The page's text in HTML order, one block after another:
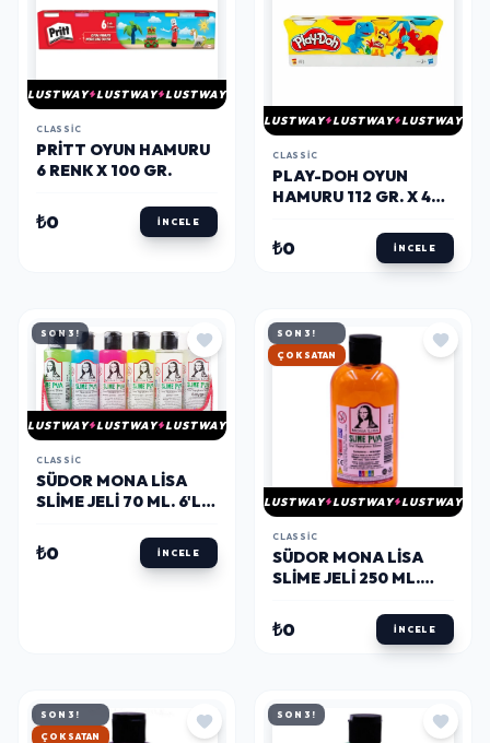
LUSTWAY LUSTWAY LUSTWAY
CLASSIC
PRITT OYUN HAMURU
6 RENK X 100 GR.
₺0 İNCELE
LUSTWAY LUSTWAY LUSTWAY
CLASSIC
PLAY-DOH OYUN
HAMURU 112 GR. X 4
₺0 İNCELE
SON 3!
LUSTWAY LUSTWAY LUSTWAY
CLASSIC
SÜDOR MONA LISA
SLIME JELI 70 ML. 6'LI
₺0 İNCELE
SON 3!
HIZLI KARGO
LUSTWAY LUSTWAY LUSTWAY
CLASSIC
SÜDOR MONA LISA
SLIME JELI 250 ML.
₺0 İNCELE
SON 3!
HIZLI KARGO
SON 3!